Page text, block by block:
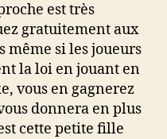
est très
gratuitement aux
même si les joueurs
la loi en jouant en
vous en gagnerez
donnera en plus
cette petite fille